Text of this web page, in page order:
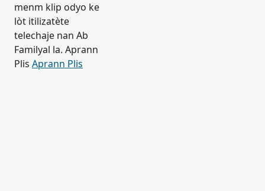
menm klip odyo ke
lòt itilizatète
telechaje nan Ab
Familyal la. Aprann
Plis Aprann Plis